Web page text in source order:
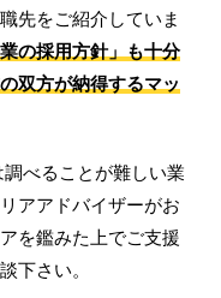
先をご紹介していま
の採用方針」も十分
双方が納得するマッ
べることが難しい業
アアドバイザーがお
を鑑みた上でご支援
下さい。